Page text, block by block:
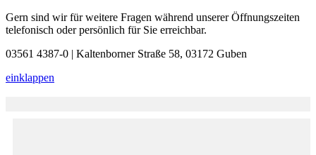
Gern sind wir für weitere Fragen während unserer Öffnungszeiten
telefonisch oder persönlich für Sie erreichbar.
03561 4387-0 | Kaltenborner Straße 58, 03172 Guben
einklappen